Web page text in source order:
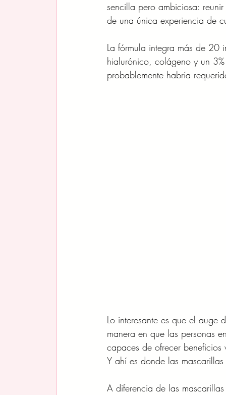
sencilla pero ambiciosa:
de una única experiencia de
La fórmula integra más de 20
hialurónico, colágeno y un
probablemente habría
Lo interesante es que el
manera en que las personas
capaces de ofrecer
Y ahí es donde las
A diferencia de las